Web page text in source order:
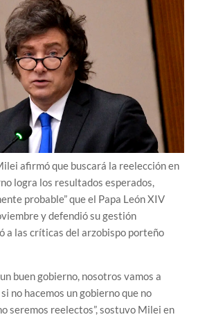
afirmó que buscará la reelección en
logra los resultados esperados,
probable” que el Papa León XIV
y defendió su gestión
a las críticas del arzobispo porteño
buen gobierno, nosotros vamos a
no hacemos un gobierno que no
seremos reelectos”, sostuvo Milei en